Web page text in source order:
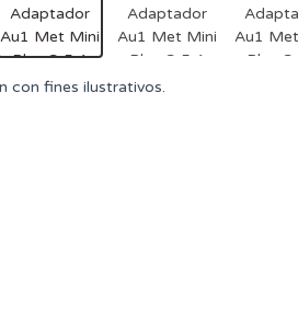
con fines ilustrativos.